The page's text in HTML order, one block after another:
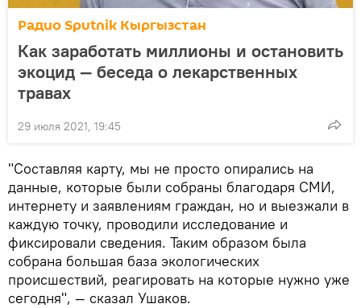
Радио Sputnik Кыргызстан
Как заработать миллионы и остановить
экоцид — беседа о лекарственных
травах
29 июля 2021, 19:45
"Составляя карту, мы не просто опирались на
данные, которые были собраны благодаря СМИ,
интернету и заявлениям граждан, но и выезжали в
каждую точку, проводили исследование и
фиксировали сведения. Таким образом была
собрана большая база экологических
происшествий, реагировать на которые нужно уже
сегодня", — сказал Ушаков.